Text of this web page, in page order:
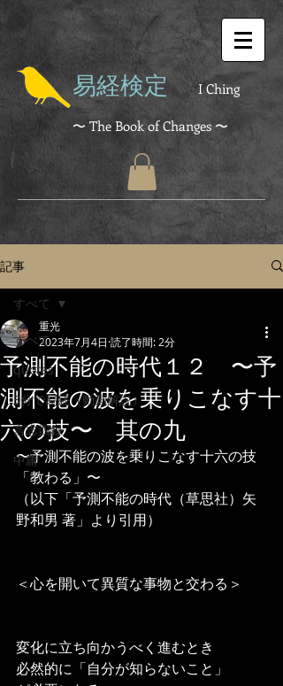
易経検定 I Ching
〜 The Book of Changes 〜
記事
すべて
quotes
3分で易経（動画解説）
言志四録
中庸
すべて
予測不能の時代１２ 〜予
測不能の波を乗りこなす十
六の技〜 其の九
重光
2023年7月4日 読了時間: 2分
〜予測不能の波を乗りこなす十六の技
「教わる」〜
（以下「予測不能の時代（草思社）矢
野和男 著」より引用）
＜心を開いて異質な事物と交わる＞
変化に立ち向かうべく進むとき
必然的に「自分が知らないこと」